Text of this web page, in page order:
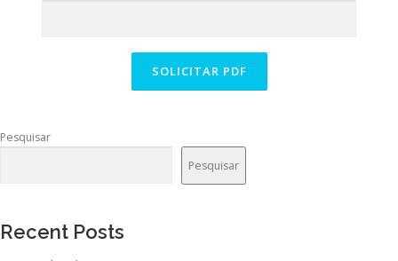
Pesquisar
Pesquisar
Recent Posts